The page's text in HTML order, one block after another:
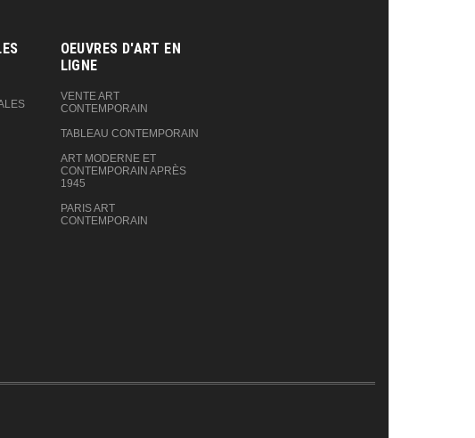
OEUVRES D'ART EN
LIGNE‎
VENTE ART
CONTEMPORAIN
TABLEAU CONTEMPORAIN
ART MODERNE ET
CONTEMPORAIN APRÈS
1945
PARIS ART
CONTEMPORAIN